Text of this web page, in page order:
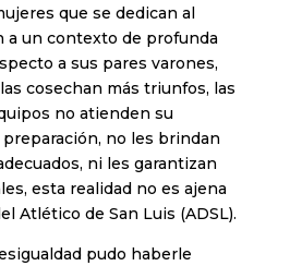
que se dedican al
un contexto de profunda
a sus pares varones,
cosechan más triunfos, las
no atienden su
no les brindan
ni les garantizan
esta realidad no es ajena
Atlético de San Luis (ADSL).
pudo haberle